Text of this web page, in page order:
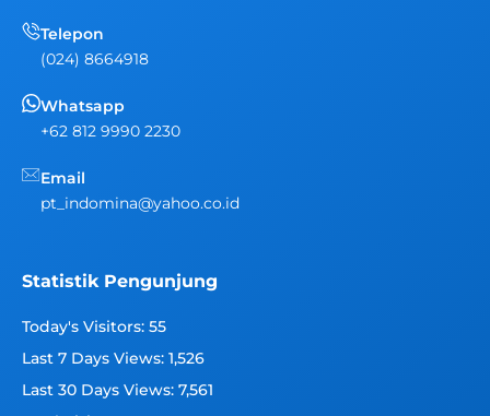
Telepon
(024) 8664918
Whatsapp
+62 812 9990 2230
Email
pt_indomina@yahoo.co.id
Statistik Pengunjung
Today's Visitors: 55
Last 7 Days Views: 1,526
Last 30 Days Views: 7,561